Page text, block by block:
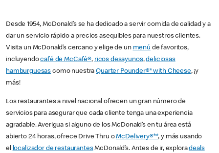
Desde 1954, McDonald’s se ha dedicado a servir comida de calidad y a
dar un servicio rápido a precios asequibles para nuestros clientes.
Visita un McDonald’s cercano y elige de un menú de favoritos,
incluyendocafé de McCafé®, ricos desayunos,deliciosas
hamburguesas como nuestraQuarter Pounder®* with Cheese, ¡y
más!
Los restaurantes a nivel nacional ofrecen un gran número de
servicios para asegurar que cada cliente tenga una experiencia
agradable. Averigua si alguno de los McDonald’s en tu área está
abierto 24 horas, ofrece Drive Thru oMcDelivery®**, y más usando
el localizador de restaurantesMcDonald’s. Antes de ir, exploradeals